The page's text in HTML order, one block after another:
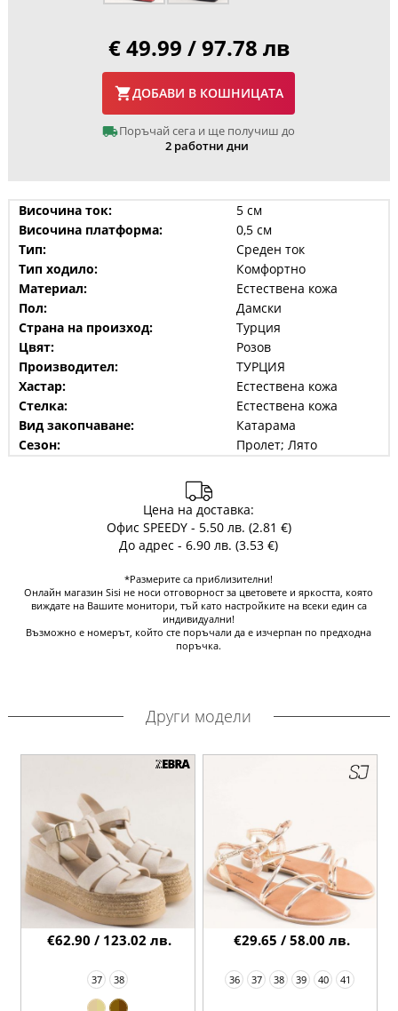
€ 49.99 / 97.78 лв
ДОБАВИ В КОШНИЦАТА
Поръчай сега и ще получиш до
2 работни дни
Височина ток:
5 см
Височина платформа:
0,5 см
Тип:
Среден ток
Тип ходило:
Комфортно
Материал:
Естествена кожа
Пол:
Дамски
Страна на произход:
Турция
Цвят:
Розов
Производител:
ТУРЦИЯ
Хастар:
Естествена кожа
Стелка:
Естествена кожа
Вид закопчаване:
Катарама
Сезон:
Пролет; Лято
Цена на доставка:
Офис SPEEDY - 5.50 лв. (2.81 €)
До адрес - 6.90 лв. (3.53 €)
*Размерите са приблизителни!
Онлайн магазин Sisi не носи отговорност за цветовете и яркостта, която
виждате на Вашите монитори, тъй като настройките на всеки един са
индивидуални!
Възможно е номерът, който сте поръчали да е изчерпан по предходна
поръчка.
Други модели
37 38
€62.90 / 123.02 лв.
36 37 38 39 40 41
€29.65 / 58.00 лв.